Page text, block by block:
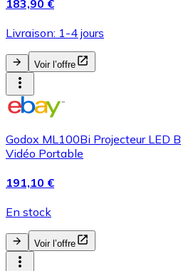
183,90 €
Livraison: 1-4 jours
Voir l’offre
Godox ML100Bi Projecteur LED
Vidéo Portable
191,10 €
En stock
Voir l’offre